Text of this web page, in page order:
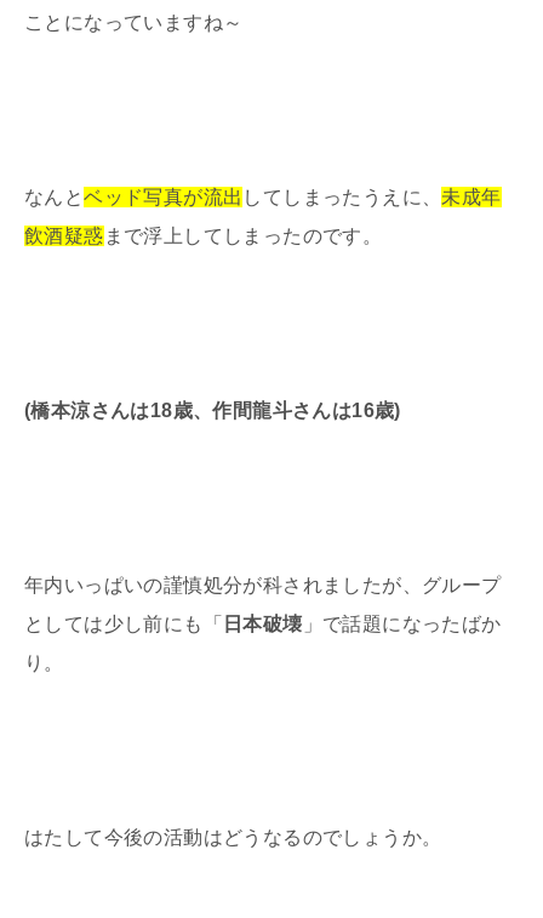
ことになっていますね～
なんとベッド写真が流出 してしまったうえに、 未成年
飲酒疑惑 まで浮上してしまったのです。
(橋本涼さんは18歳、作間龍斗さんは16歳)
年内いっぱいの謹慎処分が科されましたが、グループ
としては少し前にも「 日本破壊 」で話題になったばか
り。
はたして今後の活動はどうなるのでしょうか。